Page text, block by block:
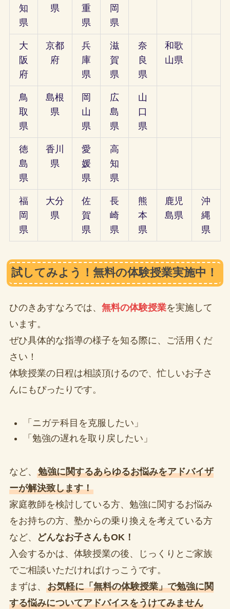
知
県
県
重
県
岡
県
大
阪
府
京都
府
兵
庫
県
滋
賀
県
奈
良
県
和歌
山県
鳥
取
県
島根
県
岡
山
県
広
島
県
山
口
県
徳
島
県
香川
県
愛
媛
県
高
知
県
福
岡
県
大分
県
佐
賀
県
長
崎
県
熊
本
県
鹿児
島県
沖
縄
県
試してみよう！無料の体験授業実施中！
ひのきあすなろでは、 無料の体験授業を実施して
います。
ぜひ具体的な指導の様子を知る際に、ご活用くだ
さい！
体験授業の日程は相談頂けるので、忙しいお子さ
んにもぴったりです。
「ニガテ科目を克服したい」
「勉強の遅れを取り戻したい」
など、 勉強に関するあらゆるお悩みをアドバイザ
ーが解決致します！
家庭教師を検討している方、勉強に関するお悩み
をお持ちの方、塾からの乗り換えを考えている方
など、
どんなお子さんもOK！
入会するかは、体験授業の後、じっくりとご家族
でご相談いただければけっこうです。
まずは、 お気軽に「無料の体験授業」で勉強に関
する悩みについてアドバイスをうけてみません